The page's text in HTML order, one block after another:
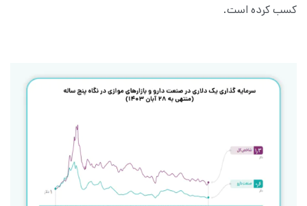
کسب کرده است.